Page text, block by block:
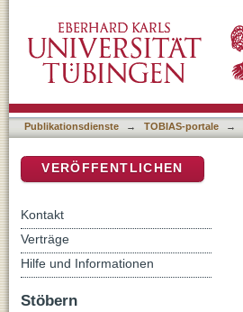
Publikationsdienste → TOBIAS-portale →
VERÖFFENTLICHEN
Kontakt
Verträge
Hilfe und Informationen
Stöbern